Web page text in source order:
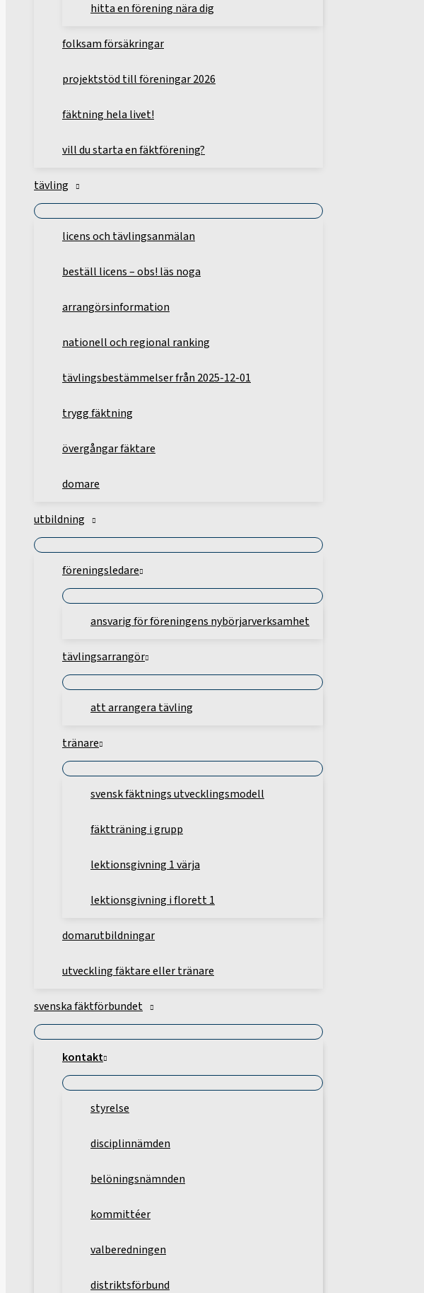
hitta en förening nära dig
folksam försäkringar
projektstöd till föreningar 2026
fäktning hela livet!
vill du starta en fäktförening?
tävling
licens och tävlingsanmälan
beställ licens – obs! läs noga
arrangörsinformation
nationell och regional ranking
tävlingsbestämmelser från 2025-12-01
trygg fäktning
övergångar fäktare
domare
utbildning
föreningsledare
ansvarig för föreningens nybörjarverksamhet
tävlingsarrangör
att arrangera tävling
tränare
svensk fäktnings utvecklingsmodell
fäktträning i grupp
lektionsgivning 1 värja
lektionsgivning i florett 1
domarutbildningar
utveckling fäktare eller tränare
svenska fäktförbundet
kontakt
styrelse
disciplinnämden
belöningsnämnden
kommittéer
valberedningen
distriktsförbund